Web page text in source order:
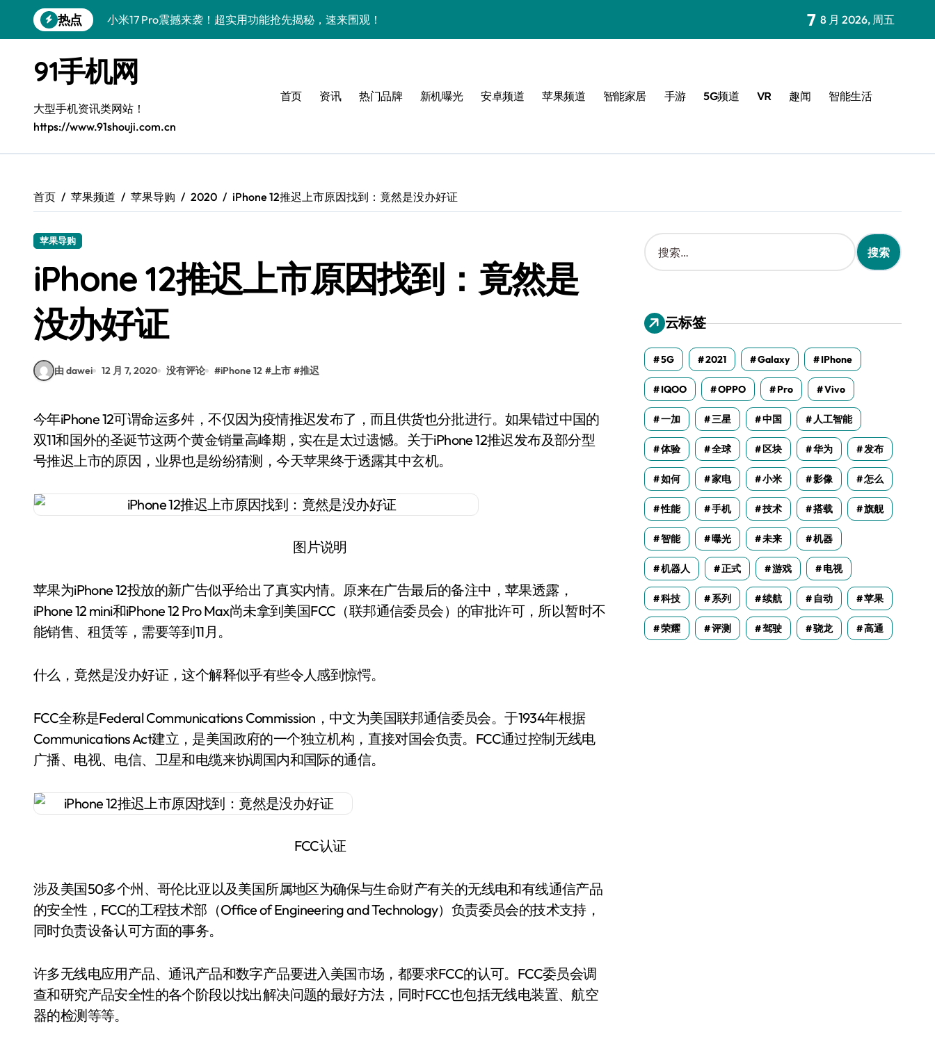
到
热点
小米17 Pro震撼来袭！超实用功能抢先揭秘，速来围观！
三星Galaxy Z Fold7抢先揭秘！手机管家带你探新亮点
S25 Ultra颜值炸裂！定制主题潮翻全场
Galaxy S24+登场，解锁手机美颜新境界！
S26+颜值暴增！机皇美颜秘籍大公开
三星Galaxy S26美颜秘籍，一键打造专属风格！
7 8 月 2026, 周五
91手机网
大型手机资讯类网站！
https://www.91shouji.com.cn
首页 资讯 热门品牌 新机曝光 安卓频道 苹果频道 智能家居 手游 5G频道 VR 趣闻 智能生活
首页 苹果频道 苹果导购 2020 iPhone 12推迟上市原因找到：竟然是没办好证
苹果导购
iPhone 12推迟上市原因找到：竟然是
没办好证
由 dawei 12 月 7, 2020 没有评论 #iPhone 12 # 上市 #推迟
今年iPhone 12可谓命运多舛，不仅因为疫情推迟发布了，而且供货也分批进行。如果错过中国的
双11和国外的圣诞节这两个黄金销量高峰期，实在是太过遗憾。关于iPhone 12推迟发布及部分型
号推迟上市的原因，业界也是纷纷猜测，今天苹果终于透露其中玄机。
图片说明
苹果为iPhone 12投放的新广告似乎给出了真实内情。原来在广告最后的备注中，苹果透露，
iPhone 12 mini和iPhone 12 Pro Max尚未拿到美国FCC（联邦通信委员会）的审批许可，所以暂时不
能销售、租赁等，需要等到11月。
什么，竟然是没办好证，这个解释似乎有些令人感到惊愕。
FCC全称是Federal Communications Commission，中文为美国联邦通信委员会。于1934年根据
Communications Act建立，是美国政府的一个独立机构，直接对国会负责。FCC通过控制无线电
广播、电视、电信、卫星和电缆来协调国内和国际的通信。
FCC认证
涉及美国50多个州、哥伦比亚以及美国所属地区为确保与生命财产有关的无线电和有线通信产品
的安全性，FCC的工程技术部（Office of Engineering and Technology）负责委员会的技术支持，
同时负责设备认可方面的事务。
许多无线电应用产品、通讯产品和数字产品要进入美国市场，都要求FCC的认可。FCC委员会调
查和研究产品安全性的各个阶段以找出解决问题的最好方法，同时FCC也包括无线电装置、航空
器的检测等等。
搜
索
：
云标签
5G 2021 Galaxy IPhone
IQOO OPPO Pro Vivo
一加 三星 中国 人工智能
体验 全球 区块 华为 发布
如何 家电 小米 影像 怎么
性能 手机 技术 搭载 旗舰
智能 曝光 未来 机器
机器人 正式 游戏 电视
科技 系列 续航 自动 苹果
荣耀 评测 驾驶 骁龙 高通